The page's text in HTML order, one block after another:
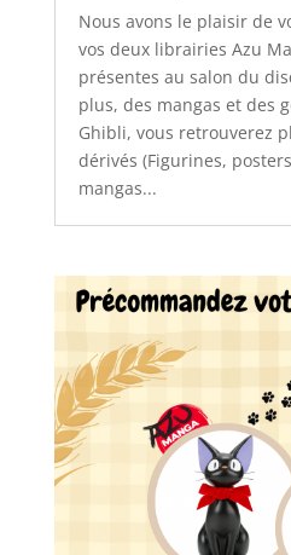
Nous avons le plaisir de
vos deux librairies Azu
présentes au salon du
plus, des mangas et des
Ghibli, vous retrouverez
dérivés (Figurines,
mangas...